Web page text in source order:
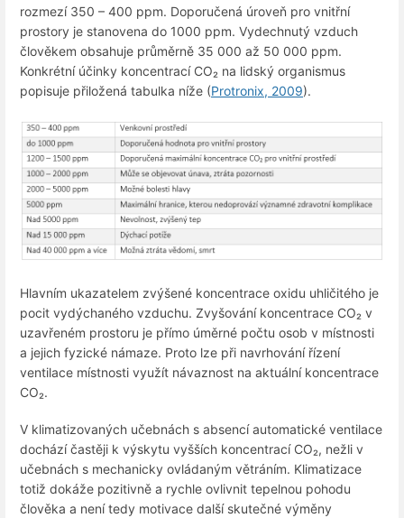
rozmezí 350 – 400 ppm. Doporučená úroveň pro vnitřní
prostory je stanovena do 1000 ppm. Vydechnutý vzduch
člověkem obsahuje průměrně 35 000 až 50 000 ppm.
Konkrétní účinky koncentrací CO₂ na lidský organismus
popisuje přiložená tabulka níže (Protronix, 2009).
Hlavním ukazatelem zvýšené koncentrace oxidu uhličitého je
pocit vydýchaného vzduchu. Zvyšování koncentrace CO₂ v
uzavřeném prostoru je přímo úměrné počtu osob v místnosti
a jejich fyzické námaze. Proto lze při navrhování řízení
ventilace místnosti využít návaznost na aktuální koncentrace
CO₂.
V klimatizovaných učebnách s absencí automatické ventilace
dochází častěji k výskytu vyšších koncentrací CO₂, nežli v
učebnách s mechanicky ovládaným větráním. Klimatizace
totiž dokáže pozitivně a rychle ovlivnit tepelnou pohodu
člověka a není tedy motivace další skutečné výměny